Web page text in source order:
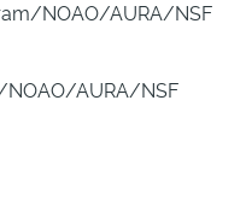
NOAO/AURA/NSF
NOAO/AURA/NSF